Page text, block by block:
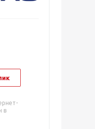
в